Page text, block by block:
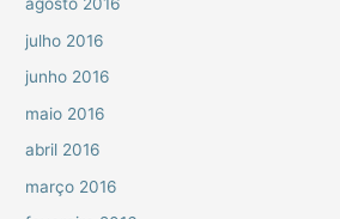
agosto 2016
julho 2016
junho 2016
maio 2016
abril 2016
março 2016